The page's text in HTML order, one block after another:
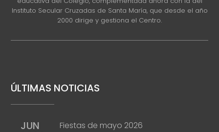
Instituto Secular Cruzadas de Santa María, que desde el año
2000 dirige y gestiona el Centro.
ÚLTIMAS NOTICIAS
JUN
Fiestas de mayo 2026